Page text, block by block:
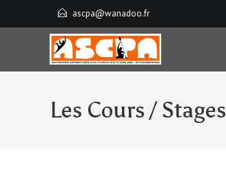
ascpa@wanadoo.fr
Les Cours / Stages